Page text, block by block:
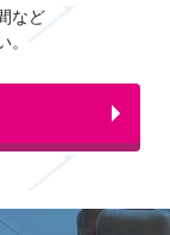
など
。